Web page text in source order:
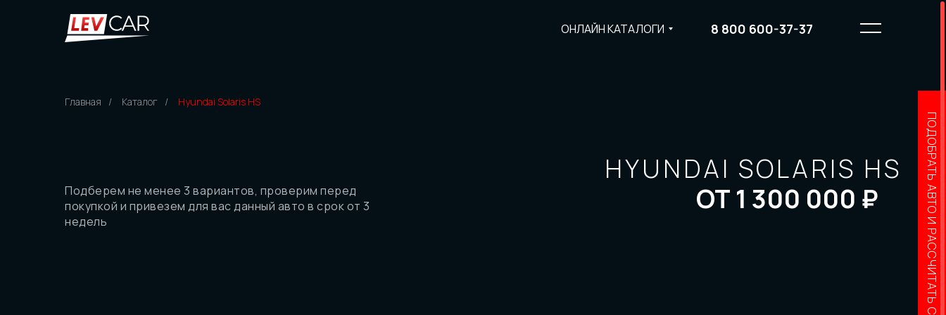
8 800 600-37-37
ОНЛАЙН КАТАЛОГИ
Главная / Каталог / Hyundai Solaris HS
HYUNDAI SOLARIS HS
ОТ 1 300 000 ₽
Подберем не менее 3 вариантов, проверим перед
покупкой и привезем для вас данный авто в срок от 3
недель
ПОДОБРАТЬ АВТО И РАССЧИТАТЬ СТОИМОСТЬ